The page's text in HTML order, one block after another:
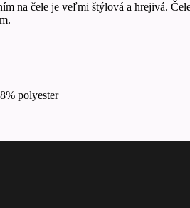
na čele je veľmi štýlová a hrejivá.
polyester